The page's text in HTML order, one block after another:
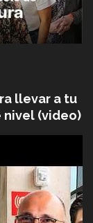
llevar a tu
nivel (video)